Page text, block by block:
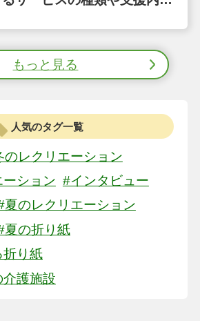
もっと見る
人気のタグ一覧
のレクリエーション
ション #インタビュー
夏のレクリエーション
夏の折り紙
折り紙
護施設